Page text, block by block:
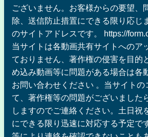
ございません。お客様からの要望、
除、送信防止措置にできる限り応じ
のサイトアドレスです。 https://
当サイトは各動画共有サイトへのア
ておりません、著作権の侵害を目的
め込み動画等に問題がある場合は各
お問い合わせください 。当サイトの
て、著作権等の問題がございました
しますのでご連絡ください。土日祝
にできる限り迅速に対応する予定で